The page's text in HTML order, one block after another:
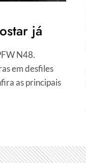
já
N48.
em desfiles
as principais